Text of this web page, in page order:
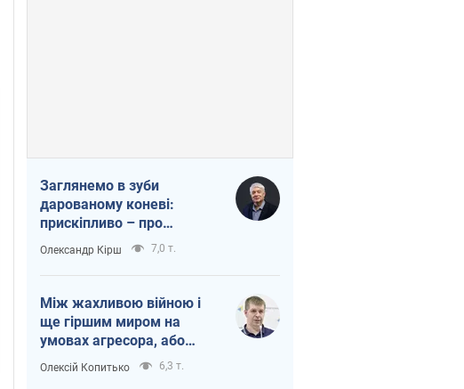
Заглянемо в зуби
дарованому коневі:
прискіпливо – про
допомогу Україні
Олександр Кірш 7,0 т.
Між жахливою війною і
ще гіршим миром на
умовах агресора, або
Безвихідність – теж
Олексій Копитько 6,3 т.